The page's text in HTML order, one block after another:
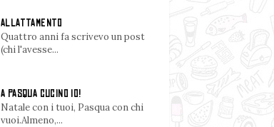
ALLATTAMENTO
Quattro anni fa scrivevo un post
(chi l'avesse...
A PASQUA CUCINO IO!
Natale con i tuoi, Pasqua con chi
vuoi.Almeno,...